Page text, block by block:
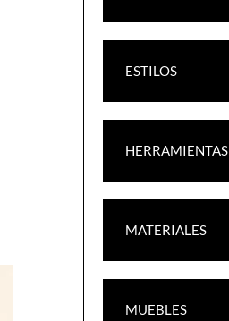
ESTILOS
HERRAMIENTAS
MATERIALES
MUEBLES